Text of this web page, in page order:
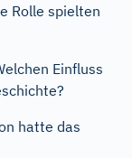
Rolle spielten
Einfluss
hatte das